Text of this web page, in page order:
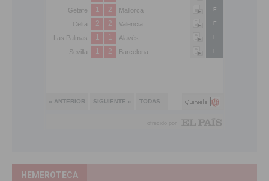
HEMEROTECA